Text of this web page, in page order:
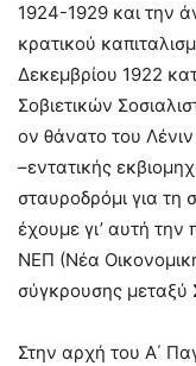
1924-1929 και την
κρατικού
Δεκεμβρίου 1922
Σοβιετικών
ον θάνατο του
–εντατικής
σταυροδρόμι για τη
έχουμε γι’ αυτή την
ΝΕΠ (Νέα
σύγκρουσης μεταξύ
Στην αρχή του Α΄